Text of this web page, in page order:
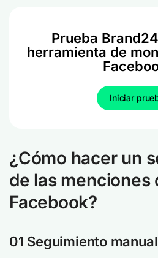
Prueba
herramienta de
Iniciar
¿Cómo hacer un
de las menciones
Facebook?
01 Seguimiento manual